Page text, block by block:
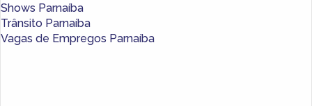
Shows Parnaíba
Trânsito Parnaíba
Vagas de Empregos Parnaíba